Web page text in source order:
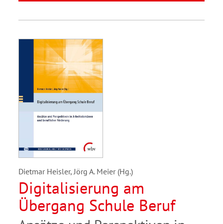
Dietmar Heisler, Jörg A. Meier (Hg.)
Digitalisierung am
Übergang Schule Beruf